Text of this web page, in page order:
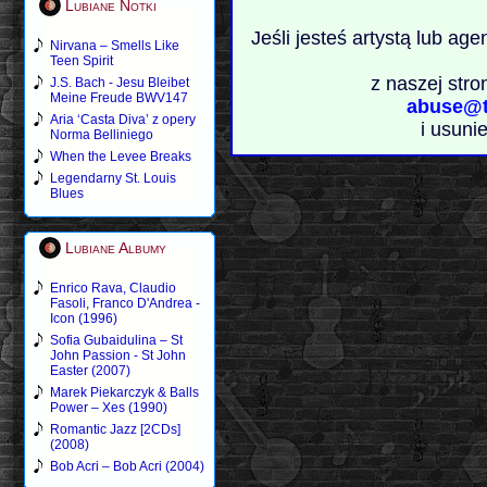
Lubiane Notki
Nirvana – Smells Like
Teen Spirit
J.S. Bach - Jesu Bleibet
Meine Freude BWV147
Aria ‘Casta Diva’ z opery
Norma Belliniego
When the Levee Breaks
Legendarny St. Louis
Blues
Lubiane Albumy
Enrico Rava, Claudio
Fasoli, Franco D'Andrea -
Icon (1996)
Sofia Gubaidulina – St
John Passion - St John
Easter (2007)
Marek Piekarczyk & Balls
Power – Xes (1990)
Romantic Jazz [2CDs]
(2008)
Bob Acri – Bob Acri (2004)
Jeśli jesteś artystą lub
z naszej
i